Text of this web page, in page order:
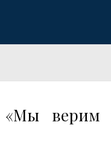
«Мы верим